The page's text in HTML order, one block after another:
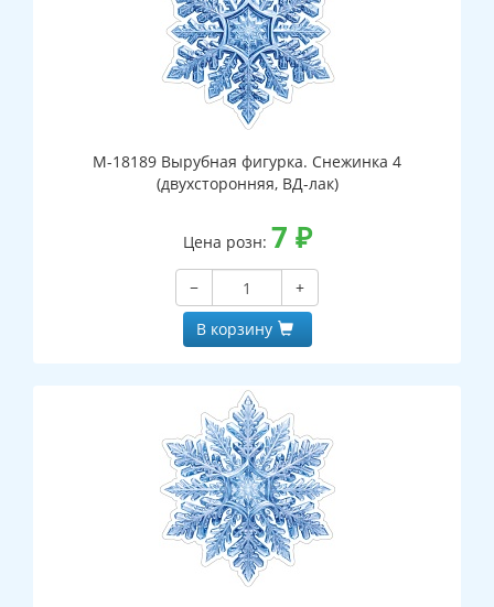
М-18189 Вырубная фигурка. Снежинка 4
(двухсторонняя, ВД-лак)
Цена розн: 7 ₽
−
+
В корзину